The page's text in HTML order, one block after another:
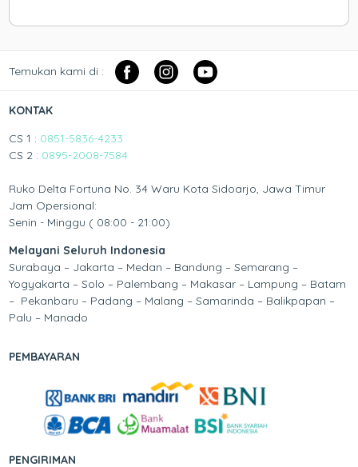
Temukan kami di :
KONTAK
CS 1 : 0851-5836-4233
CS 2 : 0895-2008-7584
Ruko Delta Fortuna No. 34 Waru Kota Sidoarjo, Jawa Timur
Jam Opersional:
Senin - Minggu ( 08:00 - 21:00)
Melayani Seluruh Indonesia
Surabaya – Jakarta – Medan – Bandung – Semarang –
Yogyakarta – Solo – Palembang – Makasar – Lampung – Batam
– Pekanbaru – Padang – Malang – Samarinda – Balikpapan –
Palu – Manado
PEMBAYARAN
PENGIRIMAN